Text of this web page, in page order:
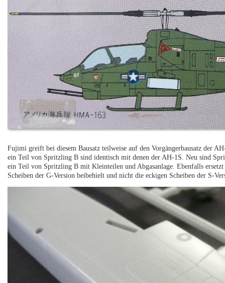
Fujimi greift bei diesem Bausatz teilweise auf den Vorgängerbausatz der
ein Teil von Spritzling B sind identisch mit denen der AH-1S. Neu sind
ein Teil von Spritzling B mit Kleinteilen und Abgasanlage. Ebenfalls
Scheiben der G-Version beibehielt und nicht die eckigen Scheiben der S-